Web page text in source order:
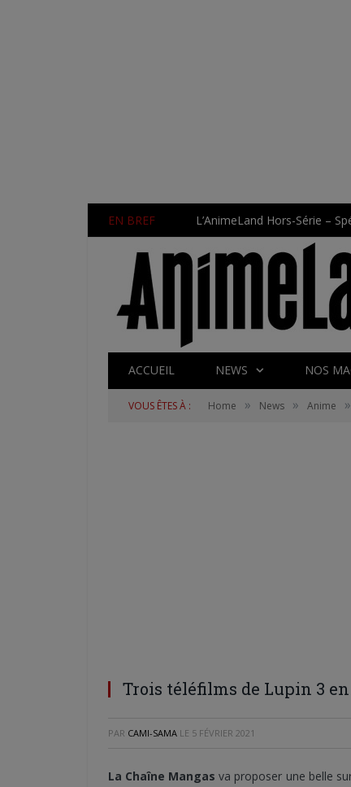
EN BREF L’AnimeLand Hors-Série –
ACCUEIL NEWS NOS
VOUS ÊTES À : Home » News » Anime »
Trois téléfilms de Lupin 3
PAR CAMI-SAMA LE 5 FÉVRIER 2021
La Chaîne Mangas va proposer une belle